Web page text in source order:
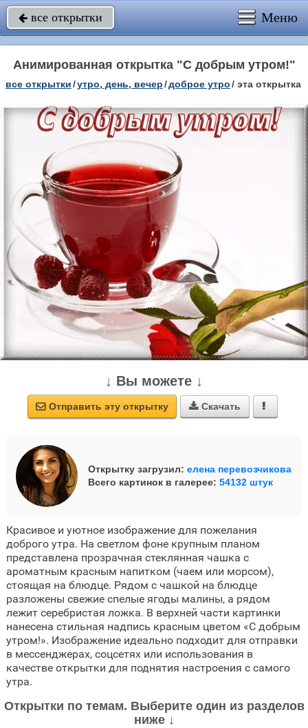
 все открытки Меню
Анимированная открытка "С добрым утром!"
все открытки/утро, день, вечер/доброе утро/ эта открытка
↓ Вы можете ↓
 Отправить эту открытку  Скачать 
Открытку загрузил: елена перевозчикова
Всего картинок в галерее: 54132 штук
Красивое и уютное изображение для пожелания
доброго утра. На светлом фоне крупным планом
представлена прозрачная стеклянная чашка с
ароматным красным напитком (чаем или морсом),
стоящая на блюдце. Рядом с чашкой на блюдце
разложены свежие спелые ягоды малины, а рядом
лежит серебристая ложка. В верхней части картинки
нанесена стильная надпись красным цветом «С добрым
утром!». Изображение идеально подходит для отправки
в мессенджерах, соцсетях или использования в
качестве открытки для поднятия настроения с самого
утра.
Открытки по темам. Выберите один из разделов
ниже ↓